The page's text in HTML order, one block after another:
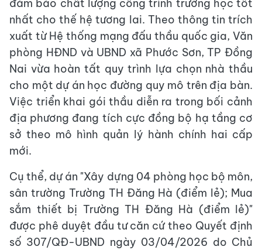
đảm bảo chất lượng công trình trường học tốt
nhất cho thế hệ tương lai. Theo thông tin trích
xuất từ Hệ thống mạng đấu thầu quốc gia, Văn
phòng HĐND và UBND xã Phước Sơn, TP Đồng
Nai vừa hoàn tất quy trình lựa chọn nhà thầu
cho một dự án học đường quy mô trên địa bàn.
Việc triển khai gói thầu diễn ra trong bối cảnh
địa phương đang tích cực đồng bộ hạ tầng cơ
sở theo mô hình quản lý hành chính hai cấp
mới.
Cụ thể, dự án "Xây dựng 04 phòng học bộ môn,
sân trường Trường TH Đăng Hà (điểm lẻ); Mua
sắm thiết bị Trường TH Đăng Hà (điểm lẻ)"
được phê duyệt đầu tư căn cứ theo Quyết định
số 307/QĐ-UBND ngày 03/04/2026 do Chủ